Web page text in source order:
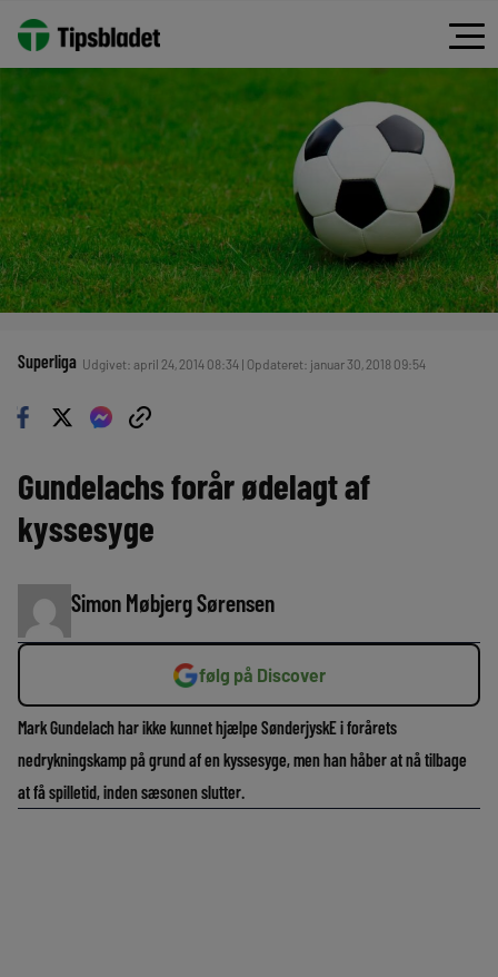
Superliga Udgivet: april 24, 2014 08:34 | Opdateret: januar 30, 2018 09:54
Gundelachs forår ødelagt af
kyssesyge
Simon Møbjerg Sørensen
følg på Discover
Mark Gundelach har ikke kunnet hjælpe SønderjyskE i forårets
nedrykningskamp på grund af en kyssesyge, men han håber at nå tilbage
at få spilletid, inden sæsonen slutter.